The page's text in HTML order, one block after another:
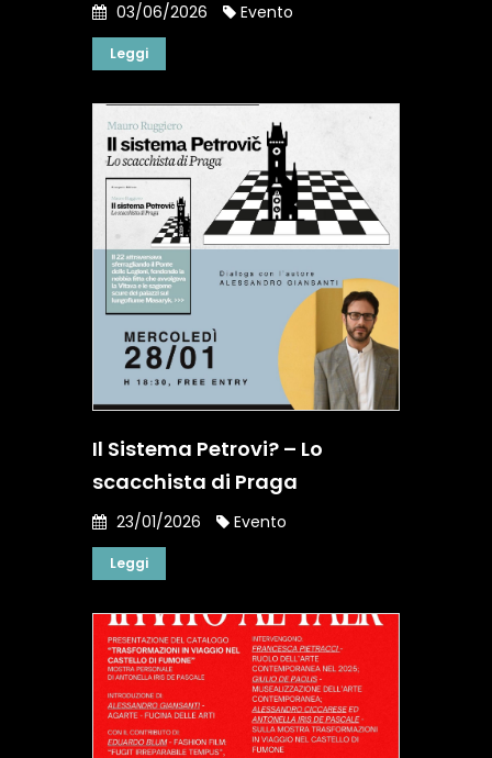
03/06/2026 Evento
Leggi
Il Sistema Petrovi? – Lo
scacchista di Praga
23/01/2026 Evento
Leggi